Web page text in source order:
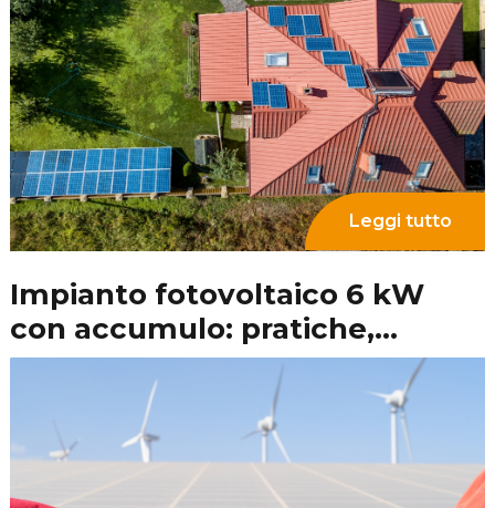
fotovoltaici: un aspetto
fondamentale del tuo impianto
Leggi tutto
Impianto fotovoltaico e
sistema di accumulo: cosa
succede in caso di blackout?